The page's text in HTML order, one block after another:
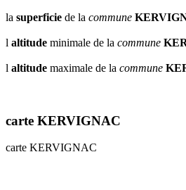
la superficie de la commune
l altitude minimale de la commune
l altitude maximale de la commune
carte KERVIGNAC
carte KERVIGNAC